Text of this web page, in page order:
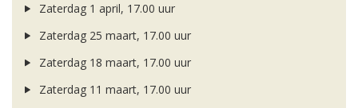
Zaterdag 1 april, 17.00 uur
Zaterdag 25 maart, 17.00 uur
Zaterdag 18 maart, 17.00 uur
Zaterdag 11 maart, 17.00 uur